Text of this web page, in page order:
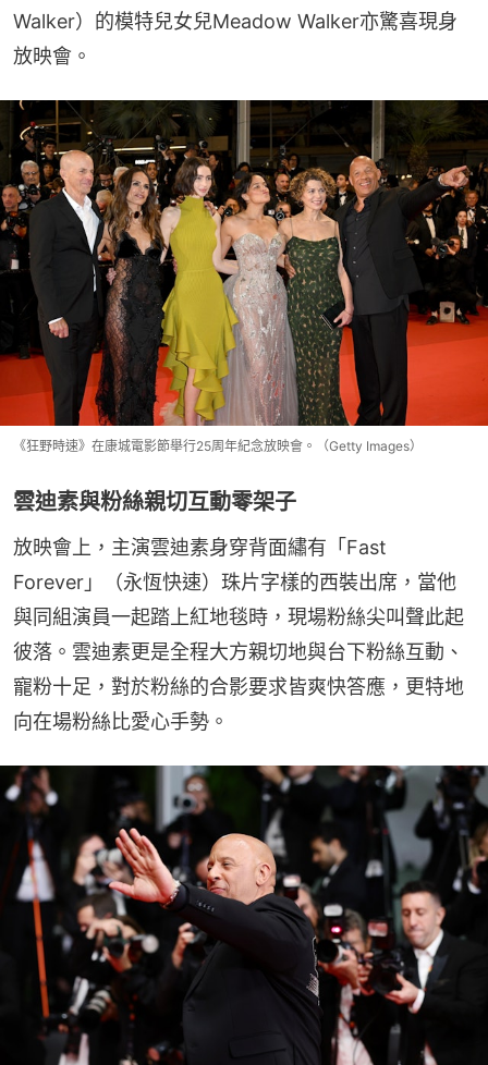
Walker）的模特兒女兒Meadow Walker亦驚喜現身
放映會。
《狂野時速》在康城電影節舉行25周年紀念放映會。（Getty Images）
雲迪素與粉絲親切互動零架子
放映會上，主演雲迪素身穿背面繡有「Fast
Forever」（永恆快速）珠片字樣的西裝出席，當他
與同組演員一起踏上紅地毯時，現場粉絲尖叫聲此起
彼落。雲迪素更是全程大方親切地與台下粉絲互動、
寵粉十足，對於粉絲的合影要求皆爽快答應，更特地
向在場粉絲比愛心手勢。